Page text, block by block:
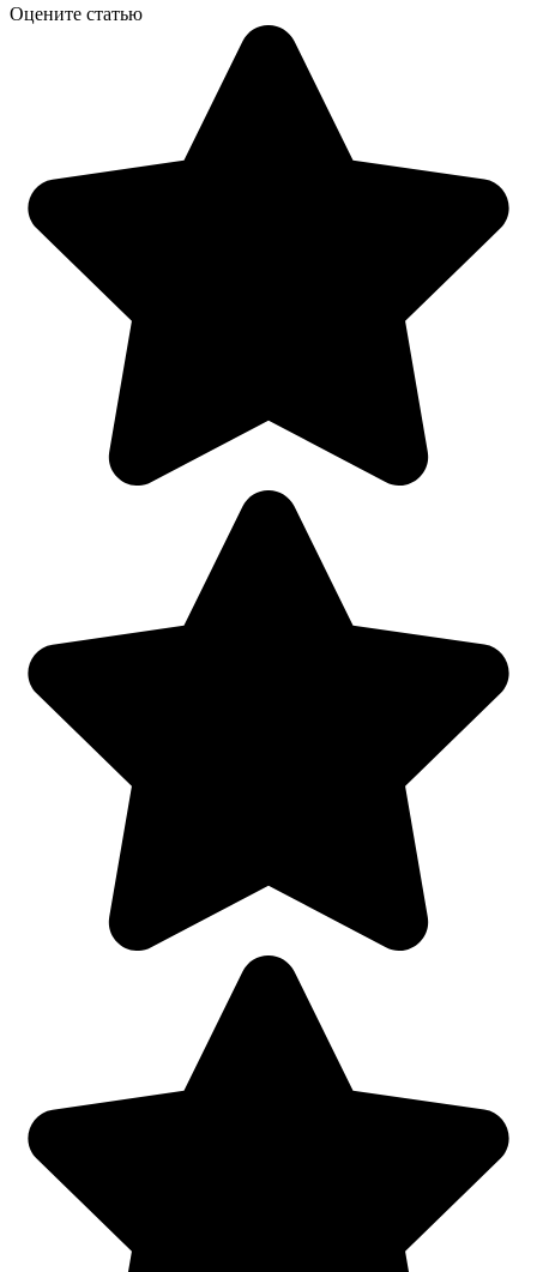
Оцените статью